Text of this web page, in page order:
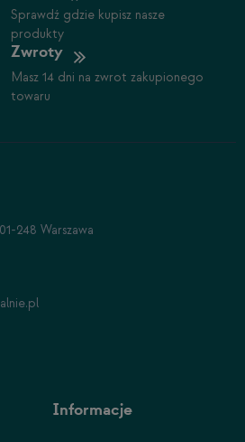
Sprawdź gdzie kupisz nasze
produkty
Zwroty
Masz 14 dni na zwrot zakupionego
towaru
248 Warszawa
Informacje